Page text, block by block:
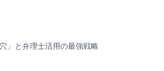
」と弁理士活用の最強戦略